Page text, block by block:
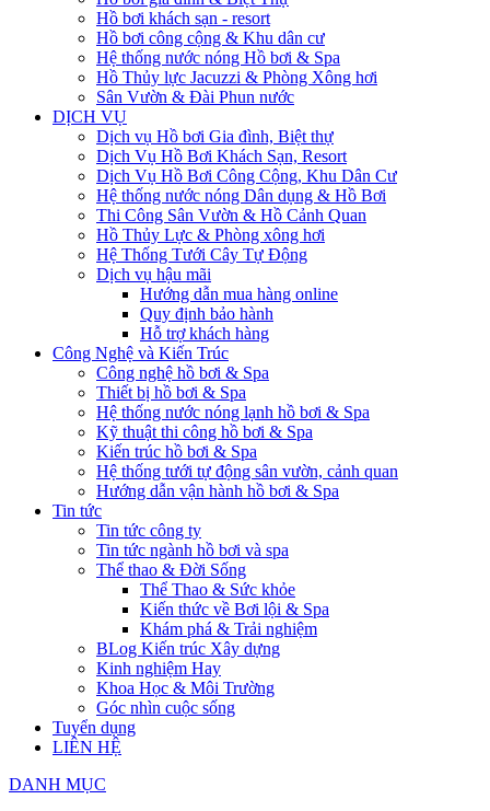
Hồ bơi khách sạn - resort
Hồ bơi công cộng & Khu dân cư
Hệ thống nước nóng Hồ bơi & Spa
Hồ Thủy lực Jacuzzi & Phòng Xông hơi
Sân Vườn & Đài Phun nước
DỊCH VỤ
Dịch vụ Hồ bơi Gia đình, Biệt thự
Dịch Vụ Hồ Bơi Khách Sạn, Resort
Dịch Vụ Hồ Bơi Công Cộng, Khu Dân Cư
Hệ thống nước nóng Dân dụng & Hồ Bơi
Thi Công Sân Vườn & Hồ Cảnh Quan
Hồ Thủy Lực & Phòng xông hơi
Hệ Thống Tưới Cây Tự Động
Dịch vụ hậu mãi
Hướng dẫn mua hàng online
Quy định bảo hành
Hỗ trợ khách hàng
Công Nghệ và Kiến Trúc
Công nghệ hồ bơi & Spa
Thiết bị hồ bơi & Spa
Hệ thống nước nóng lạnh hồ bơi & Spa
Kỹ thuật thi công hồ bơi & Spa
Kiến trúc hồ bơi & Spa
Hệ thống tưới tự động sân vườn, cảnh quan
Hướng dẫn vận hành hồ bơi & Spa
Tin tức
Tin tức công ty
Tin tức ngành hồ bơi và spa
Thể thao & Đời Sống
Thể Thao & Sức khỏe
Kiến thức về Bơi lội & Spa
Khám phá & Trải nghiệm
BLog Kiến trúc Xây dựng
Kinh nghiệm Hay
Khoa Học & Môi Trường
Góc nhìn cuộc sống
Tuyển dụng
LIÊN HỆ
DANH MỤC